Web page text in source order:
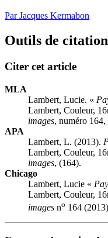
Par Jacques Kermabon
Outils de citation
Citer cet article
MLA
Lambert, Lucie. «
Lambert, Couleur,
images, numéro
APA
Lambert, L. (2013).
Lambert, Couleur,
images, (164).
Chicago
Lambert, Lucie «
Lambert, Couleur,
images no 164